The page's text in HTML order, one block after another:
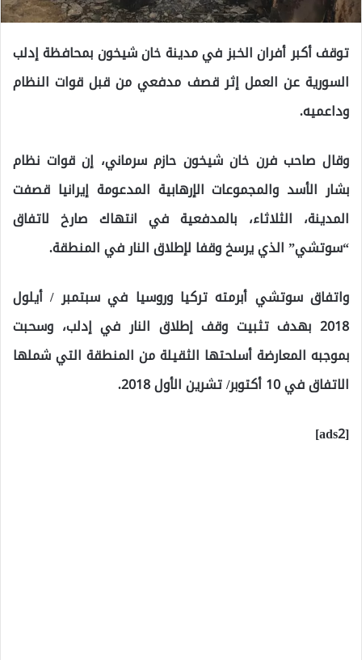
توقف أكبر أفران الخبز في مدينة خان شيخون بمحافظة إدلب
السورية عن العمل إثر قصف مدفعي من قبل قوات النظام
وداعميه.
وقال صاحب فرن خان شيخون حازم سرماني، إن قوات نظام
بشار الأسد والمجموعات الإرهابية المدعومة إيرانيا قصفت
المدينة، الثلاثاء، بالمدفعية في انتهاك صارخ لاتفاق
“سوتشي” الذي يرسخ وقفا لإطلاق النار في المنطقة.
واتفاق سوتشي أبرمته تركيا وروسيا في سبتمبر / أيلول
2018 بهدف تثبيت وقف إطلاق النار في إدلب، وسحبت
بموجبه المعارضة أسلحتها الثقيلة من المنطقة التي شملها
الاتفاق في 10 أكتوبر/ تشرين الأول 2018.
[ads2]